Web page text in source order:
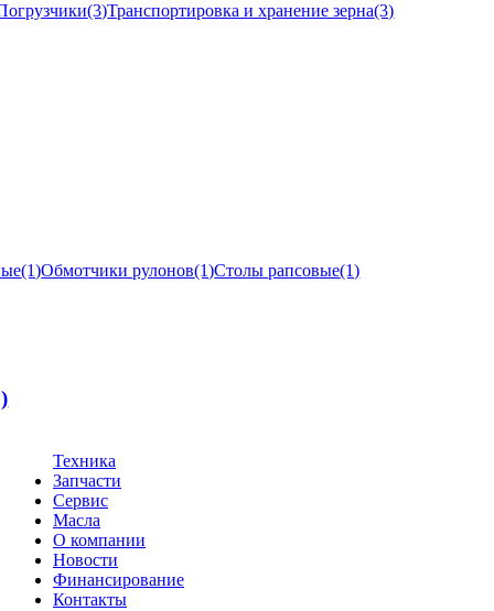
(3)Транспортировка и хранение зерна(3)
(1)Обмотчики рулонов(1)Столы рапсовые(1)
Техника
Запчасти
Сервис
Масла
О компании
Новости
Финансирование
Контакты